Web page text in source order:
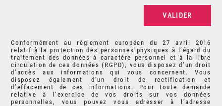
Conformément au règlement européen du 27 avril 2016
relatif à la protection des personnes physiques à l’égard du
traitement des données à caractère personnel et à la libre
circulation de ces données (RGPD), vous disposez d’un droit
d’accès aux informations qui vous concernent. Vous
disposez également d’un droit de rectification et
d’effacement de ces informations. Pour toute demande
relative à l’exercice de vos droits sur vos données
personnelles, vous pouvez vous adresser à l’adresse